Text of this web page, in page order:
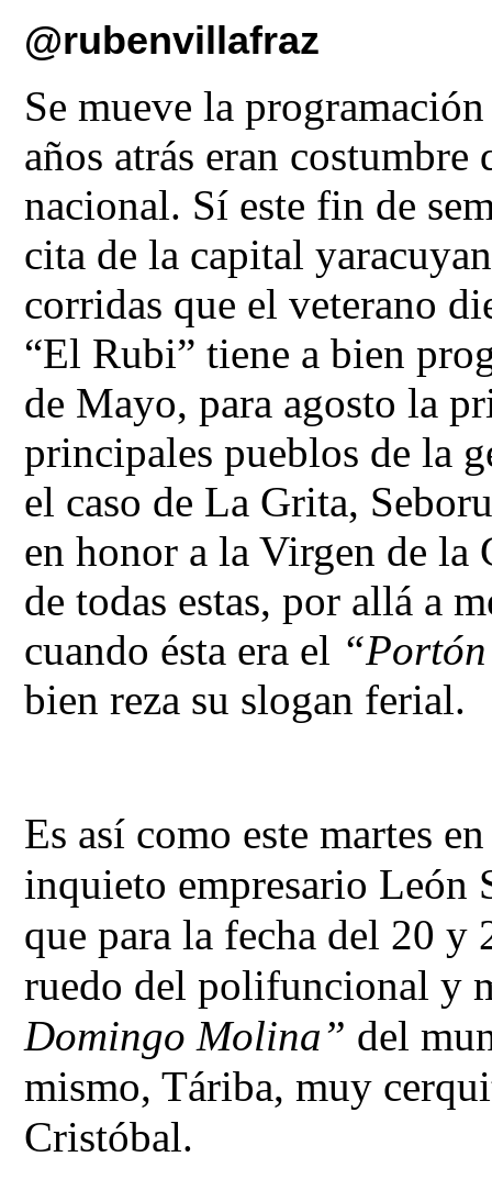
@rubenvillafraz
Se mueve la
años atrás eran
nacional. Sí este fin de
cita de la capital
corridas que el veterano
“El Rubi” tiene a bien
de Mayo, para agosto la
principales pueblos de la
el caso de La Grita,
en honor a la Virgen de la
de todas estas, por allá a
cuando ésta era el
bien reza su slogan ferial.
Es así como este martes
inquieto empresario León
que para la fecha del 20 y
ruedo del polifuncional y
Domingo Molina” del
mismo, Táriba, muy
Cristóbal.